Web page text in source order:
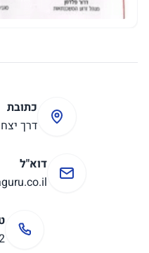
כתובת
דרך יצחק
דוא"ל